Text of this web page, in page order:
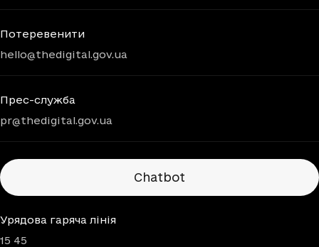
Потеревенити
hello@thedigital.gov.ua
Прес-служба
pr@thedigital.gov.ua
Chatbots
Chatbot
Урядова гаряча лінія
15 45